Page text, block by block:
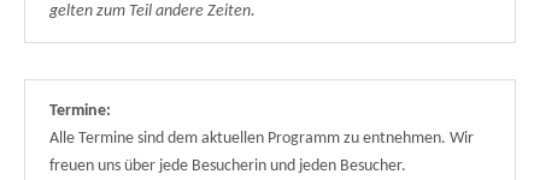
gelten zum Teil andere Zeiten.
Termine:
Alle Termine sind dem aktuellen Programm zu entnehmen. Wir
freuen uns über jede Besucherin und jeden Besucher.